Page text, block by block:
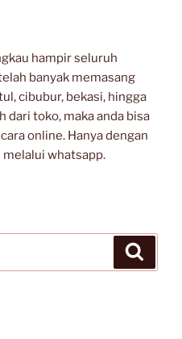
hampir seluruh
banyak memasang
cibubur, bekasi, hingga
dari toko, maka anda bisa
online. Hanya dengan
whatsapp.